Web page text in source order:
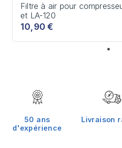
Filtre à air pour
et LA-120
10,90 €
50 ans
d'expérience
Livraison